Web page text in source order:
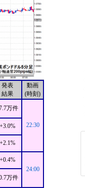
発表
結果
動画
(時刻)
万件
22:30
+3.0%
+2.1%
+0.4%
24:00
万件